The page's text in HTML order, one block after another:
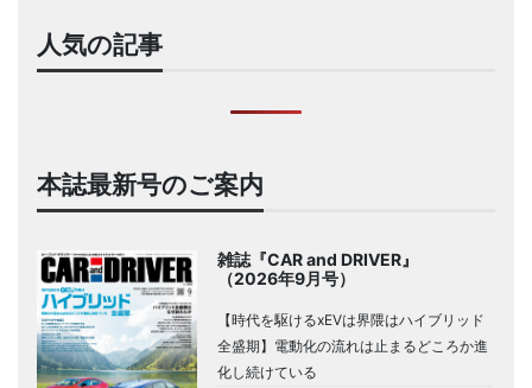
人気の記事
本誌最新号のご案内
雑誌『CAR and DRIVER』
（2026年9月号）
【時代を駆けるxEVは界隈はハイブリッド
全盛期】電動化の流れは止まるどころか進
化し続けている